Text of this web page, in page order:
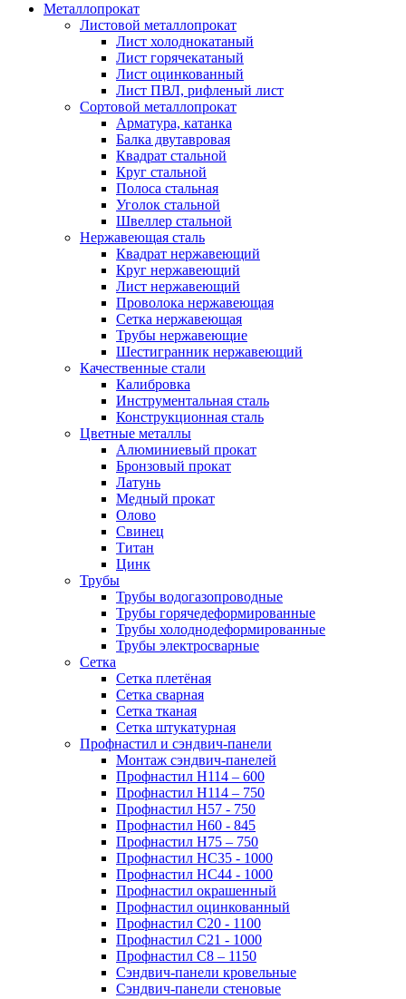
Металлопрокат
Листовой металлопрокат
Лист холоднокатаный
Лист горячекатаный
Лист оцинкованный
Лист ПВЛ, рифленый лист
Сортовой металлопрокат
Арматура, катанка
Балка двутавровая
Квадрат стальной
Круг стальной
Полоса стальная
Уголок стальной
Швеллер стальной
Нержавеющая сталь
Квадрат нержавеющий
Круг нержавеющий
Лист нержавеющий
Проволока нержавеющая
Сетка нержавеющая
Трубы нержавеющие
Шестигранник нержавеющий
Качественные стали
Калибровка
Инструментальная сталь
Конструкционная сталь
Цветные металлы
Алюминиевый прокат
Бронзовый прокат
Латунь
Медный прокат
Олово
Свинец
Титан
Цинк
Трубы
Трубы водогазопроводные
Трубы горячедеформированные
Трубы холоднодеформированные
Трубы электросварные
Сетка
Сетка плетёная
Сетка сварная
Сетка тканая
Сетка штукатурная
Профнастил и сэндвич-панели
Монтаж сэндвич-панелей
Профнастил Н114 – 600
Профнастил Н114 – 750
Профнастил Н57 - 750
Профнастил Н60 - 845
Профнастил Н75 – 750
Профнастил НС35 - 1000
Профнастил НС44 - 1000
Профнастил окрашенный
Профнастил оцинкованный
Профнастил С20 - 1100
Профнастил С21 - 1000
Профнастил С8 – 1150
Сэндвич-панели кровельные
Сэндвич-панели стеновые